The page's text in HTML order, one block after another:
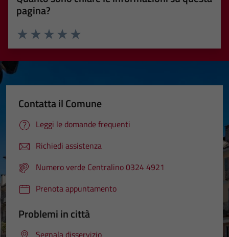
pagina?
Valuta 5 stelle su 5
Valuta 4 stelle su 5
Valuta 3 stelle su 5
Valuta 2 stelle su 5
Valuta 1 stelle su 5
Contatta il Comune
Leggi le domande frequenti
Richiedi assistenza
Numero verde Centralino 0324 4921
Prenota appuntamento
Problemi in città
Segnala disservizio